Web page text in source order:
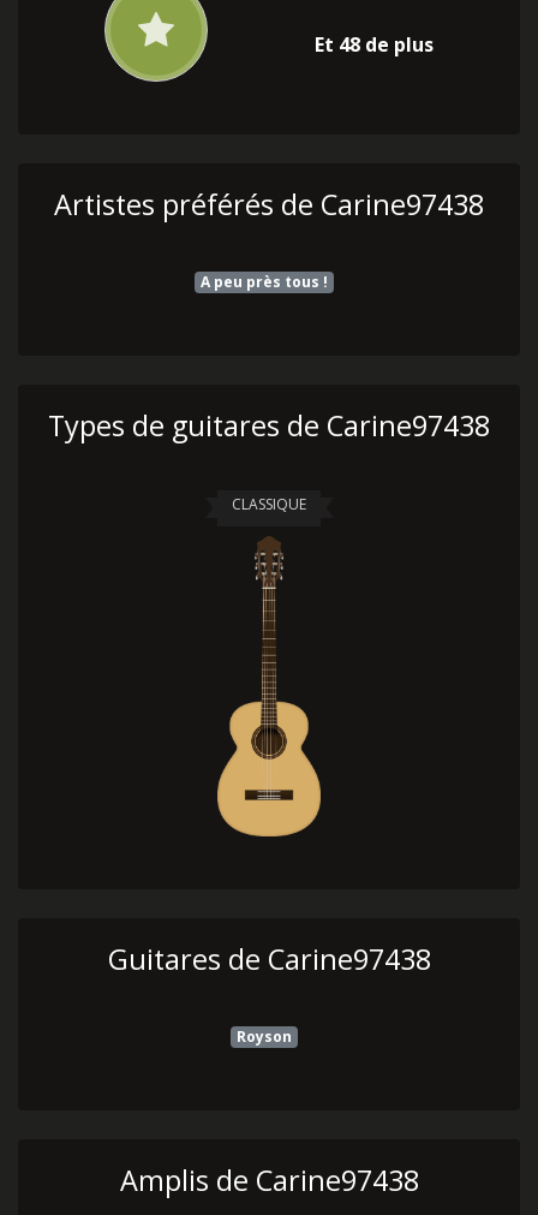
Et 48 de plus
Artistes préférés de Carine97438
A peu près tous !
Types de guitares de Carine97438
CLASSIQUE
Guitares de Carine97438
Royson
Amplis de Carine97438